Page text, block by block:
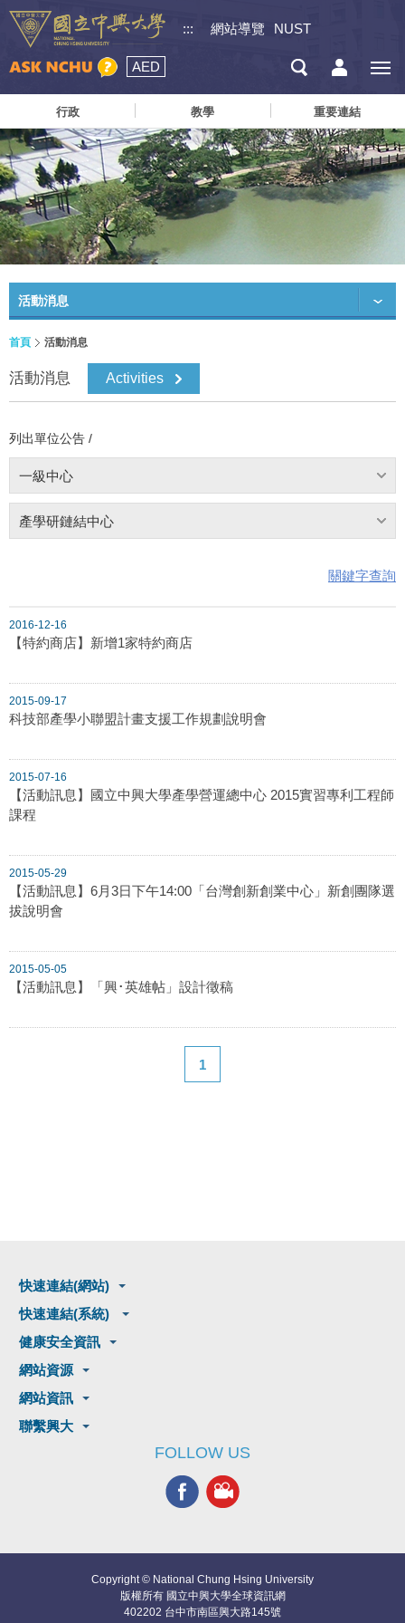
::: 網站導覽 NUST
AED
行政 教學 重要連結
活動消息
首頁 活動消息
活動消息 Activities
列出單位公告 /
一級中心
產學研鏈結中心
關鍵字查詢
2016-12-16
【特約商店】新增1家特約商店
2015-09-17
科技部產學小聯盟計畫支援工作規劃說明會
2015-07-16
【活動訊息】國立中興大學產學營運總中心 2015實習專利工程師
課程
2015-05-29
【活動訊息】6月3日下午14:00「台灣創新創業中心」新創團隊選
拔說明會
2015-05-05
【活動訊息】「興･英雄帖」設計徵稿
1
快速連結(網站)
快速連結(系統)
健康安全資訊
網站資源
網站資訊
聯繫興大
FOLLOW US
Copyright © National Chung Hsing University
版權所有 國立中興大學全球資訊網
402202 台中市南區興大路145號